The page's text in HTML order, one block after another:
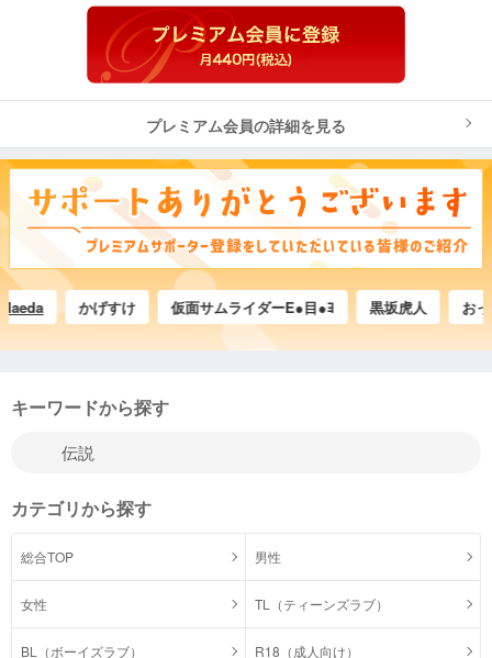
プレミアム会員の詳細を見る
かげすけ 仮面サムライダーE●目●ﾖ 黒坂虎人 おっさ
キーワードから探す
カテゴリから探す
総合TOP 男性
女性 TL（ティーンズラブ）
BL（ボーイズラブ） R18（成人向け）